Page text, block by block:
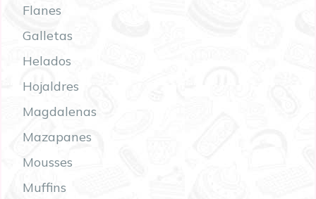
Flanes
Galletas
Helados
Hojaldres
Magdalenas
Mazapanes
Mousses
Muffins